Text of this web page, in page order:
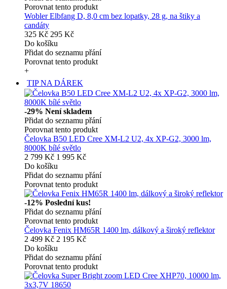
Porovnat tento produkt
Wobler Elbfang D, 8,0 cm bez lopatky, 28 g, na štiky a
candáty
325 Kč 295 Kč
Do košíku
Přidat do seznamu přání
Porovnat tento produkt
+
TIP NA DÁREK
-29% Není skladem
Přidat do seznamu přání
Porovnat tento produkt
Čelovka B50 LED Cree XM-L2 U2, 4x XP-G2, 3000 lm,
8000K bílé světlo
2 799 Kč 1 995 Kč
Do košíku
Přidat do seznamu přání
Porovnat tento produkt
-12% Poslední kus!
Přidat do seznamu přání
Porovnat tento produkt
Čelovka Fenix HM65R 1400 lm, dálkový a široký reflektor
2 499 Kč 2 195 Kč
Do košíku
Přidat do seznamu přání
Porovnat tento produkt